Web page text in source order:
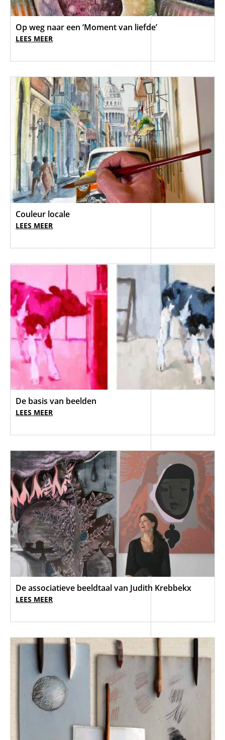
Op weg naar een ‘Moment van liefde’
LEES MEER
Couleur locale
LEES MEER
De basis van beelden
LEES MEER
De associatieve beeldtaal van Judith Krebbekx
LEES MEER